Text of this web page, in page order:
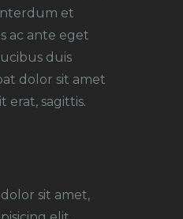
et
ac ante eget
duis
dolor sit amet
erat, sagittis.
sit amet,